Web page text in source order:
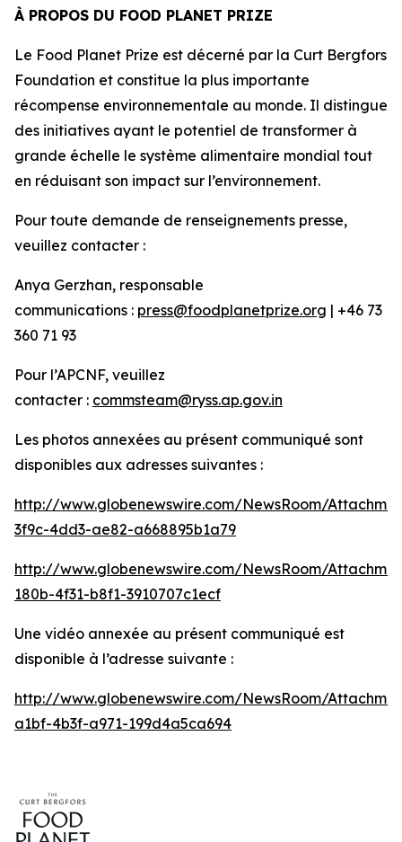
À PROPOS DU FOOD PLANET PRIZE
Le Food Planet Prize est décerné par la Curt Bergfors
Foundation et constitue la plus importante
récompense environnementale au monde. Il distingue
des initiatives ayant le potentiel de transformer à
grande échelle le système alimentaire mondial tout
en réduisant son impact sur l’environnement.
Pour toute demande de renseignements presse,
veuillez contacter :
Anya Gerzhan, responsable
communications : press@foodplanetprize.org | +46 73
360 71 93
Pour l’APCNF, veuillez
contacter : commsteam@ryss.ap.gov.in
Les photos annexées au présent communiqué sont
disponibles aux adresses suivantes :
http://www.globenewswire.com/NewsRoom/
3f9c-4dd3-ae82-a668895b1a79
http://www.globenewswire.com/NewsRoom/
180b-4f31-b8f1-3910707c1ecf
Une vidéo annexée au présent communiqué est
disponible à l’adresse suivante :
http://www.globenewswire.com/NewsRoom/
a1bf-4b3f-a971-199d4a5ca694